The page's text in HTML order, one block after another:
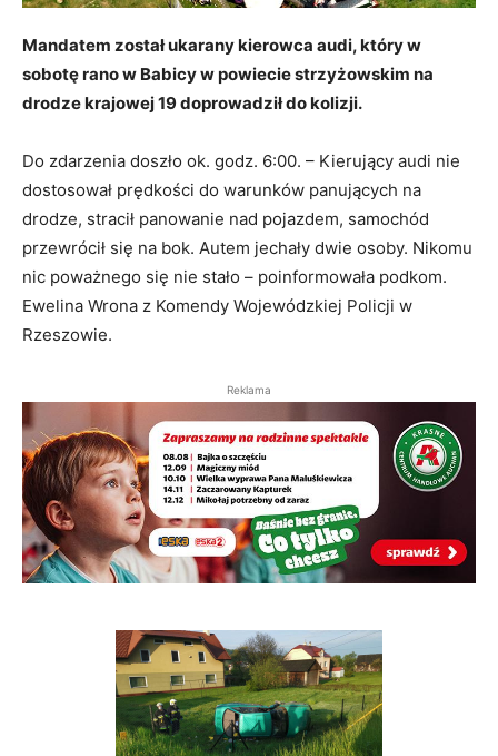
Mandatem został ukarany kierowca audi, który w
sobotę rano w Babicy w powiecie strzyżowskim na
drodze krajowej 19 doprowadził do kolizji.
Do zdarzenia doszło ok. godz. 6:00. – Kierujący audi nie
dostosował prędkości do warunków panujących na
drodze, stracił panowanie nad pojazdem, samochód
przewrócił się na bok. Autem jechały dwie osoby. Nikomu
nic poważnego się nie stało – poinformowała podkom.
Ewelina Wrona z Komendy Wojewódzkiej Policji w
Rzeszowie.
Reklama